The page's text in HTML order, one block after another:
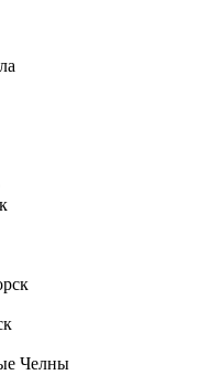
Челны